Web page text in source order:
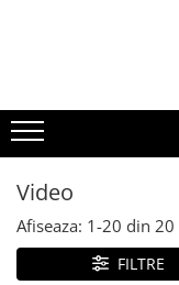
Arduino Original
Arduino Compatibil
Raspberry PI
Alimentare
Racire
Video
Afiseaza: 1-20 din 20
FILTRE